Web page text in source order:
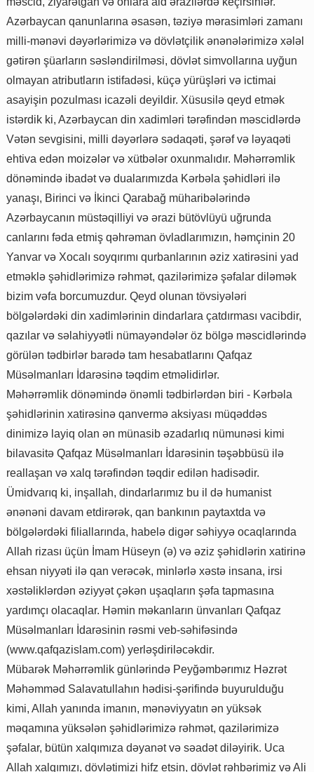
Azərbaycan qanunlarına əsasən, təziyə mərasimləri zamanı
milli-mənəvi dəyərlərimizə və dövlətçilik ənənələrimizə xələl
gətirən şüarların səsləndirilməsi, dövlət simvollarına uyğun
olmayan atributların istifadəsi, küçə yürüşləri və ictimai
asayişin pozulması icazəli deyildir. Xüsusilə qeyd etmək
istərdik ki, Azərbaycan din xadimləri tərəfindən məscidlərdə
Vətən sevgisini, milli dəyərlərə sədaqəti, şərəf və ləyaqəti
ehtiva edən moizələr və xütbələr oxunmalıdır. Məhərrəmlik
dönəmində ibadət və dualarımızda Kərbəla şəhidləri ilə
yanaşı, Birinci və İkinci Qarabağ müharibələrində
Azərbaycanın müstəqilliyi və ərazi bütövlüyü uğrunda
canlarını fəda etmiş qəhrəman övladlarımızın, həmçinin 20
Yanvar və Xocalı soyqırımı qurbanlarının əziz xatirəsini yad
etməklə şəhidlərimizə rəhmət, qazilərimizə şəfalar diləmək
bizim vəfa borcumuzdur. Qeyd olunan tövsiyələri
bölgələrdəki din xadimlərinin dindarlara çatdırması vacibdir,
qazılar və səlahiyyətli nümayəndələr öz bölgə məscidlərində
görülən tədbirlər barədə tam hesabatlarını Qafqaz
Müsəlmanları İdarəsinə təqdim etməlidirlər.
Məhərrəmlik dönəmində önəmli tədbirlərdən biri - Kərbəla
şəhidlərinin xatirəsinə qanvermə aksiyası müqəddəs
dinimizə layiq olan ən münasib əzadarlıq nümunəsi kimi
bilavasitə Qafqaz Müsəlmanları İdarəsinin təşəbbüsü ilə
reallaşan və xalq tərəfindən təqdir edilən hadisədir.
Ümidvarıq ki, inşallah, dindarlarımız bu il də humanist
ənənəni davam etdirərək, qan bankının paytaxtda və
bölgələrdəki filiallarında, habelə digər səhiyyə ocaqlarında
Allah rizası üçün İmam Hüseyn (ə) və əziz şəhidlərin xatirinə
ehsan niyyəti ilə qan verəcək, minlərlə xəstə insana, irsi
xəstəliklərdən əziyyət çəkən uşaqların şəfa tapmasına
yardımçı olacaqlar. Həmin məkanların ünvanları Qafqaz
Müsəlmanları İdarəsinin rəsmi veb-səhifəsində
(www.qafqazislam.com) yerləşdiriləcəkdir.
Mübarək Məhərrəmlik günlərində Peyğəmbərımız Həzrət
Məhəmməd Salavatullahın hədisi-şərifində buyurulduğu
kimi, Allah yanında imanın, mənəviyyatın ən yüksək
məqamına yüksələn şəhidlərimizə rəhmət, qazilərimizə
şəfalar, bütün xalqımıza dəyanət və səadət diləyirik. Uca
Allah xalqımızı, dövlətimizi hifz etsin, dövlət rəhbərimiz və Ali